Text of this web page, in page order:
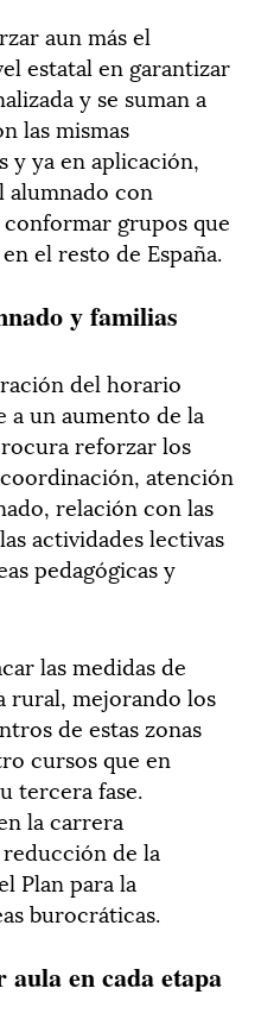
aun más el
estatal en garantizar
y se suman a
las mismas
y ya en aplicación,
alumnado con
grupos que
el resto de España.
y familias
del horario
un aumento de la
reforzar los
atención
relación con las
actividades lectivas
pedagógicas y
las medidas de
rural, mejorando los
de estas zonas
cursos que en
tercera fase.
la carrera
de la
Plan para la
burocráticas.
en cada etapa